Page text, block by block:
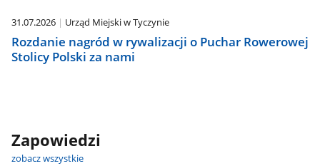
31.07.2026 Urząd Miejski w Tyczynie
Rozdanie nagród w rywalizacji o Puchar Rowerowej
Stolicy Polski za nami
Zapowiedzi
zobacz wszystkie